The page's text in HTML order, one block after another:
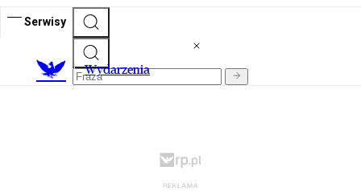
Serwisy
Wydarzenia